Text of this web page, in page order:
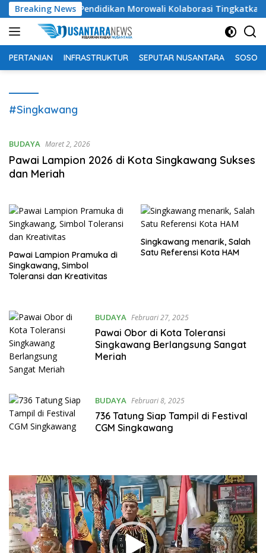
Langsung
ke
konten
Breaking News
Dinas Pendidikan Morowali Kolaborasi Tingkatkan
PERTANIAN INFRASTRUKTUR SEPUTAR NUSANTARA SOSOK
#Singkawang
BUDAYA Maret 2, 2026
Pawai Lampion 2026 di Kota Singkawang Sukses
dan Meriah
Pawai Lampion Pramuka di
Singkawang, Simbol
Toleransi dan Kreativitas
Singkawang menarik, Salah
Satu Referensi Kota HAM
BUDAYA Februari 27, 2025
Pawai Obor di Kota Toleransi
Singkawang Berlangsung Sangat
Meriah
BUDAYA Februari 8, 2025
736 Tatung Siap Tampil di Festival
CGM Singkawang
Pemutar
Video